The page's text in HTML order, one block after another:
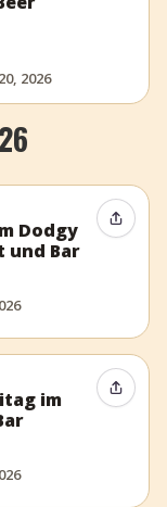
2026
Dodgy
und Bar
Event
im
Event